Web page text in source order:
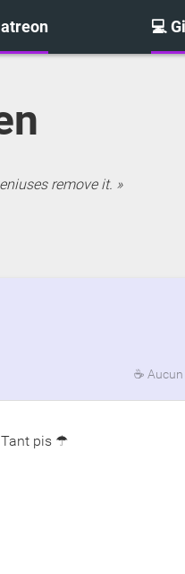
💻
remove it.
☕
Tant pis ☂